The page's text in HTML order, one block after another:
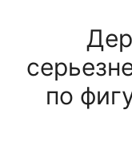
по